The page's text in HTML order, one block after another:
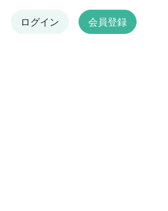
ログイン 会員登録